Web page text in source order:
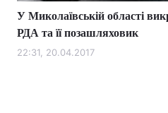
У Миколаївській області
РДА та її позашляховик
22:31, 20.04.2017